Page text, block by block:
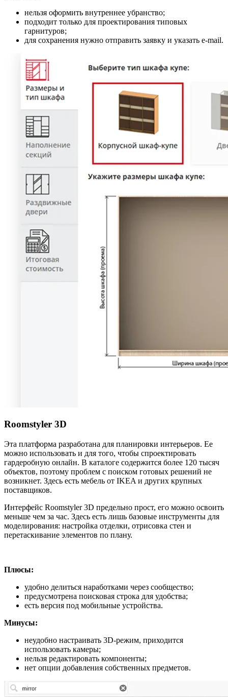
нельзя оформить внутреннее убранство;
подходит только для проектирования типовых
гарнитуров;
для сохранения нужно отправить заявку и указать e-mail.
Roomstyler 3D
Эта платформа разработана для планировки интерьеров. Ее
можно использовать и для того, чтобы спроектировать
гардеробную онлайн. В каталоге содержится более 120 тысяч
объектов, поэтому проблем с поиском готовых решений не
возникнет. Здесь есть мебель от IKEA и других крупных
поставщиков.
Интерфейс Roomstyler 3D предельно прост, его можно освоить
меньше чем за час. Здесь есть лишь базовые инструменты для
моделирования: настройка отделки, отрисовка стен и
перетаскивание элементов по плану.
Плюсы:
удобно делиться наработками через сообщество;
предусмотрена поисковая строка для удобства;
есть версия под мобильные устройства.
Минусы:
неудобно настраивать 3D-режим, приходится
использовать камеры;
нельзя редактировать компоненты;
нет опции добавления собственных предметов.